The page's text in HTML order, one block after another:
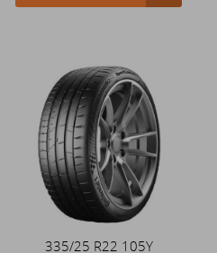
335/25 R22 105Y